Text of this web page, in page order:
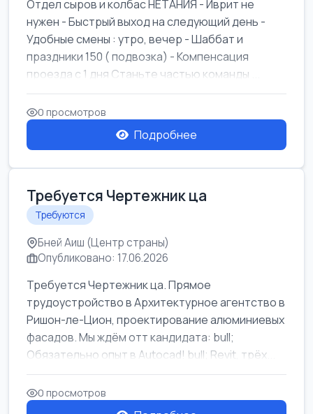
Отдел сыров и колбас НЕТАНИЯ - Иврит не
нужен - Быстрый выход на следующий день -
Удобные смены : утро, вечер - Шаббат и
праздники 150 ( подвозка) - Компенсация
проезда с 1 дня Станьте частью команды ...
0 просмотров
Подробнее
Требуется Чертежник ца
Требуются
Бней Аиш (Центр страны)
Опубликовано: 17.06.2026
Требуется Чертежник ца. Прямое
трудоустройство в Архитектурное агентство в
Ришон-ле-Цион, проектирование алюминиевых
фасадов. Мы ждём отт кандидата: bull;
Обязательно опыт в Autocad! bull; Revit, трёх...
0 просмотров